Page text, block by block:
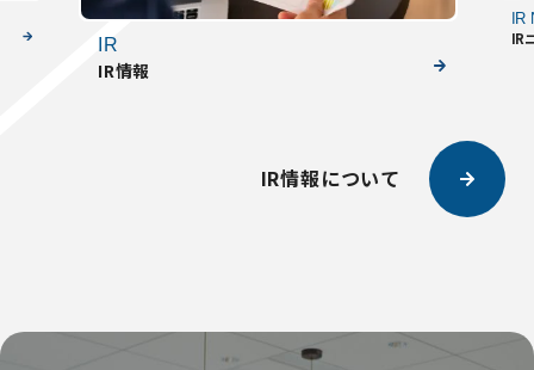
IR
IR情報
IR
IR
IR情報について